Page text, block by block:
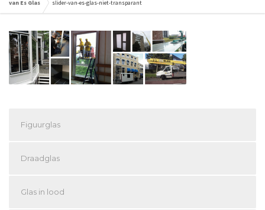
van Es Glas slider-van-es-glas-niet-transparant
Figuurglas
Draadglas
Glas in lood